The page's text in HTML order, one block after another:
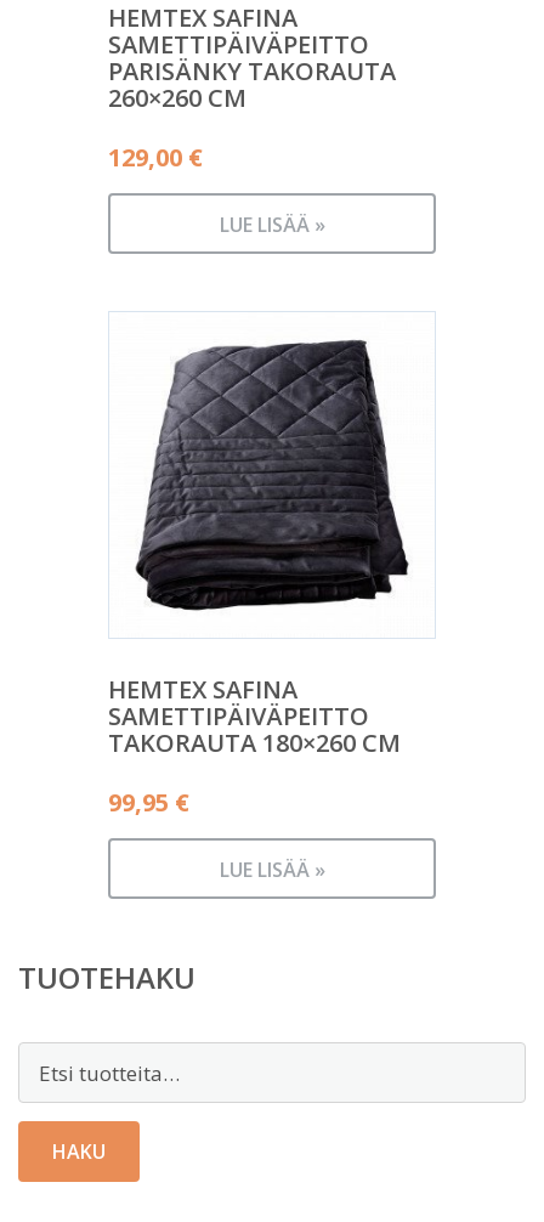
HEMTEX SAFINA
SAMETTIPÄIVÄPEITTO
PARISÄNKY TAKORAUTA
260×260 CM
129,00 €
LUE LISÄÄ »
HEMTEX SAFINA
SAMETTIPÄIVÄPEITTO
TAKORAUTA 180×260 CM
99,95 €
LUE LISÄÄ »
TUOTEHAKU
HAKU